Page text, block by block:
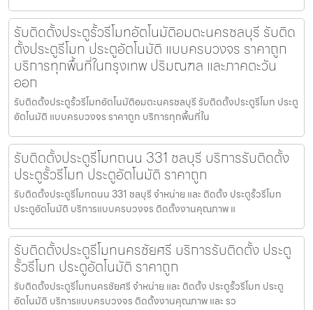
รับติดตั้งประตูรั้วรีโมทอัตโนมัติอมตะนครชลบุรี รับติด
ตั้งประตูรีโมท ประตูอัตโนมัติ แบบครบวงจร ราคาถูก
บริการทุกพื้นที่ในกรุงเทพ ปริมณฑล และภาคตะวัน
ออก
รับติดตั้งประตูรั้วรีโมทอัตโนมัติอมตะนครชลบุรี รับติดตั้งประตูรีโมท ประตู
อัตโนมัติ แบบครบวงจร ราคาถูก บริการทุกพื้นที่ใน
รับติดตั้งประตูรีโมทถนน 331 ชลบุรี บริการรับติดตั้ง
ประตูรั้วรีโมท ประตูอัตโนมัติ ราคาถูก
รับติดตั้งประตูรีโมทถนน 331 ชลบุรี จำหน่าย และ ติดตั้ง ประตูรั้วรีโมท
ประตูอัตโนมัติ บริการแบบครบวงจร ติดตั้งงานคุณภาพ แ
รับติดตั้งประตูรีโมทนครชัยศรี บริการรับติดตั้ง ประตู
รั้วรีโมท ประตูอัตโนมัติ ราคาถูก
รับติดตั้งประตูรีโมทนครชัยศรี จำหน่าย และ ติดตั้ง ประตูรั้วรีโมท ประตู
อัตโนมัติ บริการแบบครบวงจร ติดตั้งงานคุณภาพ และ รว